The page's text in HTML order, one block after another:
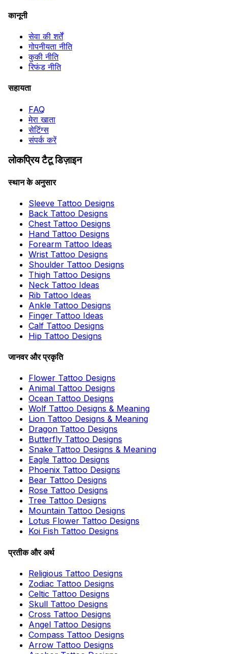
कानूनी
सेवा की शर्तें
गोपनीयता नीति
कुकी नीति
रिफंड नीति
सहायता
FAQ
मेरा खाता
सेटिंग्स
संपर्क करें
लोकप्रिय टैटू डिज़ाइन
स्थान के अनुसार
Sleeve Tattoo Designs
Back Tattoo Designs
Chest Tattoo Designs
Hand Tattoo Designs
Forearm Tattoo Ideas
Wrist Tattoo Designs
Shoulder Tattoo Designs
Thigh Tattoo Designs
Neck Tattoo Ideas
Rib Tattoo Ideas
Ankle Tattoo Designs
Finger Tattoo Ideas
Calf Tattoo Designs
Hip Tattoo Designs
जानवर और प्रकृति
Flower Tattoo Designs
Animal Tattoo Designs
Ocean Tattoo Designs
Wolf Tattoo Designs & Meaning
Lion Tattoo Designs & Meaning
Dragon Tattoo Designs
Butterfly Tattoo Designs
Snake Tattoo Designs & Meaning
Eagle Tattoo Designs
Phoenix Tattoo Designs
Bear Tattoo Designs
Rose Tattoo Designs
Tree Tattoo Designs
Mountain Tattoo Designs
Lotus Flower Tattoo Designs
Koi Fish Tattoo Designs
प्रतीक और अर्थ
Religious Tattoo Designs
Zodiac Tattoo Designs
Celtic Tattoo Designs
Skull Tattoo Designs
Cross Tattoo Designs
Angel Tattoo Designs
Compass Tattoo Designs
Arrow Tattoo Designs